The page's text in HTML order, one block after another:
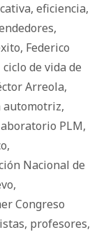
, eficiencia,
,
, Federico
de vida de
Arreola,
,
PLM,
,
Nacional de
,
Congreso
, profesores,